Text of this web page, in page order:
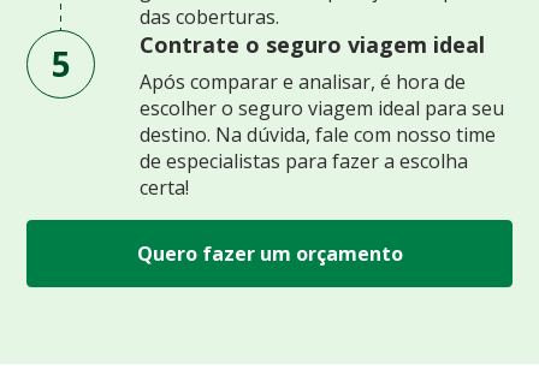
das coberturas.
5 Contrate o seguro viagem ideal
Após comparar e analisar, é hora de
escolher o seguro viagem ideal para seu
destino. Na dúvida, fale com nosso time
de especialistas para fazer a escolha
certa!
Quero fazer um orçamento